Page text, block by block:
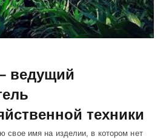
ведущий
техники
свое имя на изделии, в котором нет